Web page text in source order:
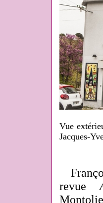
Vue
Jacques-
revue